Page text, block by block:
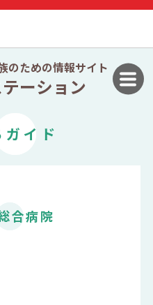
のための情報サイト
ーション
イド
合病院